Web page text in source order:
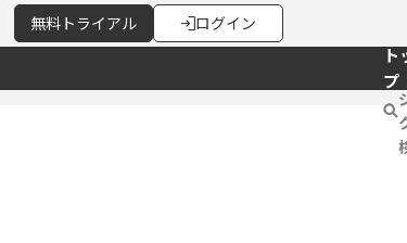
無料 トライアル ログイン
ト
プ